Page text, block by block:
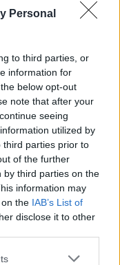
Personal
to third parties, or
information for
below opt-out
note that after your
seeing
utilized by
third parties prior to
of the further
by third parties on the
information may
the IAB’s List of
disclose it to other
or more Google
σημείωσε η
τον Ιούλιο